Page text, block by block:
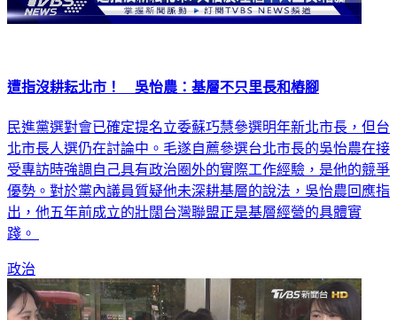
遭指沒耕耘北市！ 吳怡農：基層不只里長和樁腳
民進黨選對會已確定提名立委蘇巧慧參選明年新北市長，但台
北市長人選仍在討論中。毛遂自薦參選台北市長的吳怡農在接
受專訪時強調自己具有政治圈外的實際工作經驗，是他的競爭
優勢。對於黨內議員質疑他未深耕基層的說法，吳怡農回應指
出，他五年前成立的壯闊台灣聯盟正是基層經營的具體實
踐。
政治